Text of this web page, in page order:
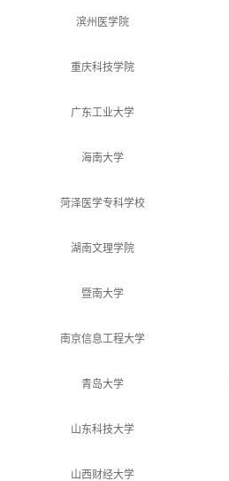
滨州医学院
重庆科技学院
广东工业大学
海南大学
菏泽医学专科学校
湖南文理学院
暨南大学
南京信息工程大学
青岛大学
山东科技大学
山西财经大学